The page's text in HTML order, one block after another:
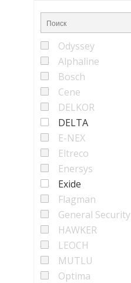
Odyssey
Alphaline
Bosch
Cene
DELKOR
DELTA
E-NEX
Eltreco
Enersys
Exide
Flagman
General Security
HAWKER
LEOCH
MUTLU
Optima